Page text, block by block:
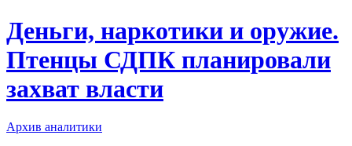
Деньги, наркотики и оружие.
Птенцы СДПК планировали
захват власти
Архив аналитики